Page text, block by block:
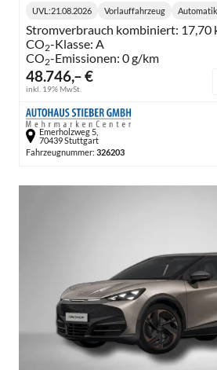
48.746,– €
inkl. 19% MwSt.
Lieferzeit:
UVL :21.08.2026 Vorlauffahrzeug Automatik
Stromverbrauch kombiniert: 17,70
CO2-Klasse: A
CO2-Emissionen: 0 g/km
Emerholzweg 5,
70439 Stuttgart
Fahrzeugnummer: 326203